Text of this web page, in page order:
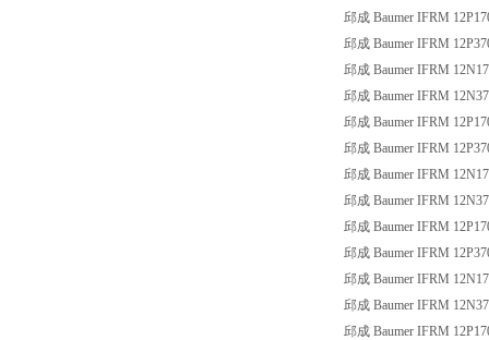
邱成 Baumer IFRM
邱成 Baumer IFRM
邱成 Baumer IFRM
邱成 Baumer IFRM
邱成 Baumer IFRM
邱成 Baumer IFRM
邱成 Baumer IFRM
邱成 Baumer IFRM
邱成 Baumer IFRM
邱成 Baumer IFRM
邱成 Baumer IFRM
邱成 Baumer IFRM
邱成 Baumer IFRM